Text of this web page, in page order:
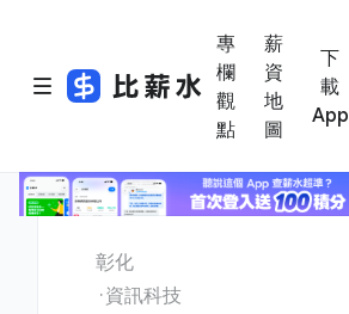
專
欄
觀
點
薪
資
地
圖
下
載
App
彰化
資訊科技